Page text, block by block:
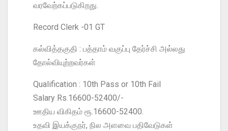
வரவேற்கப்படுகிறது.
Record Clerk -01 GT
கல்வித்தகுதி : பத்தாம் வகுப்பு தேர்ச்சி அல்லது
தோல்வியுற்றவர்கள்
Qualification : 10th Pass or 10th Fail
Salary Rs.16600-52400/-
ஊதிய விகிதம் ரூ.16600-52400.
உதவி இயக்குநர், நில அளவை பதிவேடுகள்